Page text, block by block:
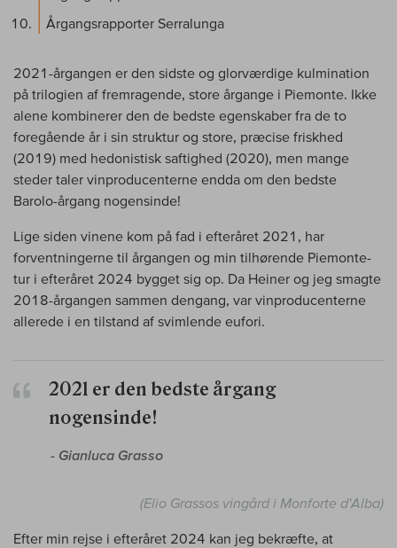
Årgangsrapporter Serralunga
2021-årgangen er den sidste og glorværdige kulmination
på trilogien af fremragende, store årgange i Piemonte. Ikke
alene kombinerer den de bedste egenskaber fra de to
foregående år i sin struktur og store, præcise friskhed
(2019) med hedonistisk saftighed (2020), men mange
steder taler vinproducenterne endda om den bedste
Barolo-årgang nogensinde!
Lige siden vinene kom på fad i efteråret 2021, har
forventningerne til årgangen og min tilhørende Piemonte-
tur i efteråret 2024 bygget sig op. Da Heiner og jeg smagte
2018-årgangen sammen dengang, var vinproducenterne
allerede i en tilstand af svimlende eufori.
2021 er den bedste årgang
nogensinde!
- Gianluca Grasso
(Elio Grassos vingård i Monforte d'Alba)
Efter min rejse i efteråret 2024 kan jeg bekræfte, at